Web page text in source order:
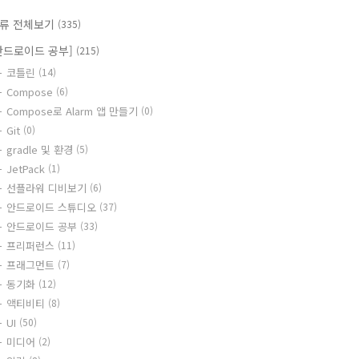
전체보기 (335)
드로이드 공부] (215)
코틀린 (14)
Compose (6)
Compose로 Alarm 앱 만들기 (0)
Git (0)
gradle 및 환경 (5)
JetPack (1)
선플라워 디비보기 (6)
안드로이드 스튜디오 (37)
안드로이드 공부 (33)
프리퍼런스 (11)
프래그먼트 (7)
동기화 (12)
액티비티 (8)
UI (50)
미디어 (2)